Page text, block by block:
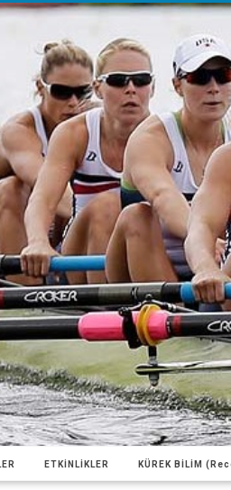
ETKİNLİKLER KÜREK BİLİM